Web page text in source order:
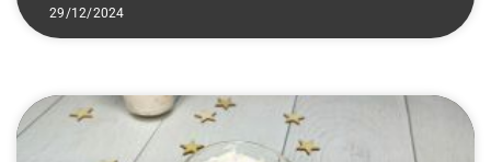
29/12/2024